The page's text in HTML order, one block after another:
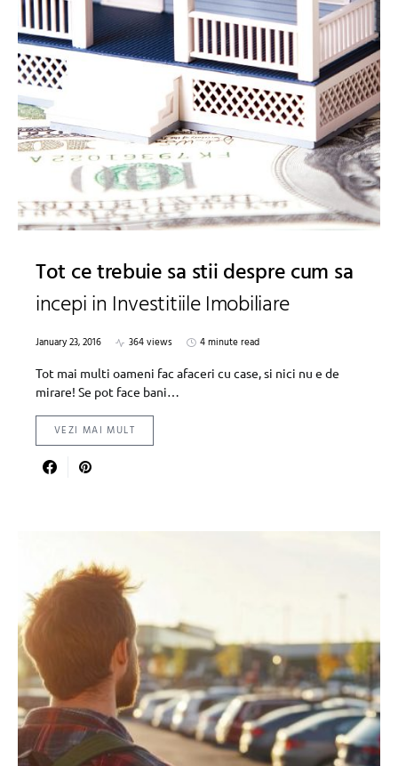
Tot ce trebuie sa stii despre cum sa
incepi in Investitiile Imobiliare
January 23, 2016 364 views
4 minute read
Tot mai multi oameni fac afaceri cu case, si nici nu e de
mirare! Se pot face bani…
VEZI MAI MULT